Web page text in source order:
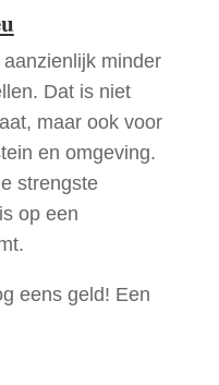
minder
Dat is niet
maar ook voor
en omgeving.
strengste
op een
eens geld! Een